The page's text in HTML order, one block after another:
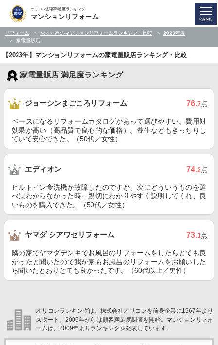
オリコン顧客満足度ランキング
マンションリフォーム
リフォーム おすすめのマンションリフォームランキング・比較
2023年版
家電量販店
【2023年】マンションリフォームの家電量販店ランキング・比較
家電量販店 満足度ランキング
ジョーシンまごころリフォーム 76.7点
ベースになるリフォームカタログがあって選びやすい。費用対
効果が高い（高品質で良心的な価格）。養生などもきっちりし
ていて安心できた。（50代／女性）
エディオン 74.2点
ビルトイン食洗機が故障したのですが、次にどういうものを選
べばわからなかった時、親切にわかりやすく説明してくれ、良
いものを購入できた。（50代／女性）
ヤマダ シアワセリフォーム 73.1点
隣の家でヤマダデンキでお風呂のリフォームをしたらとても良
かったと聞いたので我が家もお風呂のリフォームをお願いした
ら聞いたとおりとても良かったです。（60代以上／男性）
オリコンランキングは、株式会社オリコンを前身企業に1967年より
スタート。2006年からは顧客満足度調査を開始。マンションリフォ
ームは、2009年よりランキングを発表しています。